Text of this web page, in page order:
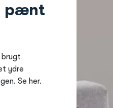
pænt
ydre
Se her.